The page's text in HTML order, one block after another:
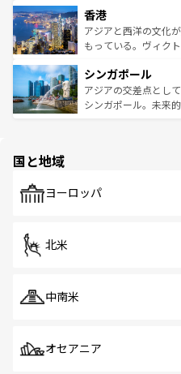
とつ。フォーやバイ
ひ現地で味わいたい
が旅行者を迎えてく
参照してほしい。
の活気が交差してい
帯で自然と触れ合い
いビーチでリゾート
激する。気候は一年
が待っている。親し
た文化、そして多様
香港
アジアと西洋の文化
もっている。ヴィク
み、どこを訪れても
ており、効率よく見
うな絶景から文化的
シンガポール
アジアの交差点とし
シンガポール。未来
で、ホーカーズは地
国と地域
ヨーロッパ
北米
中南米
オセアニア